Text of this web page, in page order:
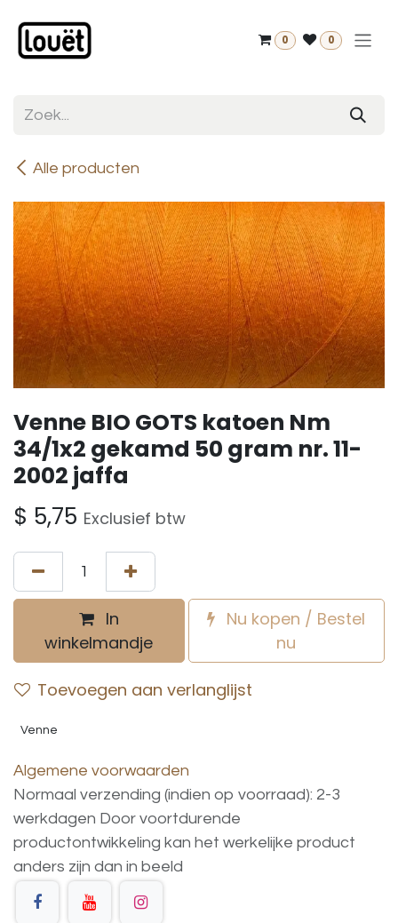
0 0
Alle producten
Venne BIO GOTS katoen Nm
34/1x2 gekamd 50 gram nr. 11-
2002 jaffa
$ 5,75 Exclusief btw
In
winkelmandje
Nu kopen / Bestel
nu
Toevoegen aan verlanglijst
Venne
Algemene voorwaarden
Normaal verzending (indien op voorraad): 2-3
werkdagen Door voortdurende
productontwikkeling kan het werkelijke product
anders zijn dan in beeld